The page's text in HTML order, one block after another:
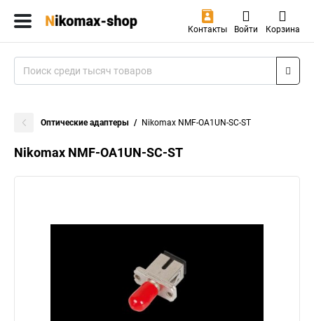
Контакты Войти Корзина
Оптические адаптеры Nikomax NMF-OA1UN-SC-ST
Nikomax NMF-OA1UN-SC-ST